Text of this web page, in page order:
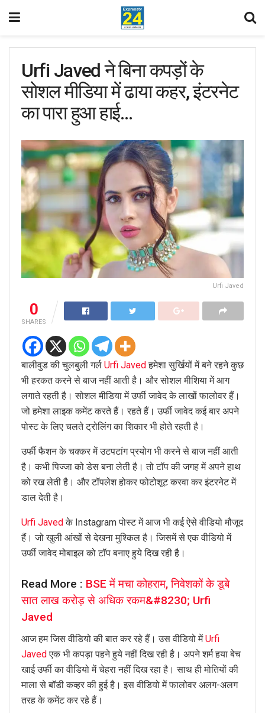
Urfi Javed ने बिना कपड़ों के
सोशल मीडिया में ढाया कहर, इंटरनेट
का पारा हुआ हाई…
Urfi Javed
0
SHARES
बालीवुड की चुलबुली गर्ल Urfi Javedहमेशा सुर्खियों में बने रहने कुछ
भी हरकत करने से बाज नहीं आती है। और सोशल मीशिया में आग
लगाते रहती है। सोशल मीडिया में उर्फी जावेद के लाखों फालोवर हैं।
जो हमेशा लाइक कमेंट करते हैं। रहते हैं। उर्फी जावेद कई बार अपने
पोस्ट के लिए चलते ट्रोलिंग का शिकार भी होते रहती है।
उर्फी फैशन के चक्कर में उटपटांग प्रयोग भी करने से बाज नहीं आती
है। कभी पिज्जा को डेस बना लेती है। तो टॉप की जगह में अपने हाथ
को रख लेती है। और टॉपलेश होकर फोटोशूट करवा कर इंटरनेट में
डाल देती है।
Urfi Javedके Instagram पोस्ट में आज भी कई ऐसे वीडियो मौजूद
हैं। जो खुली आंखों से देखना मुश्किल है। जिसमें से एक वीडियो में
उर्फी जावेद मोबाइल को टॉप बनाए हुये दिख रही है।
Read More : BSE में मचा कोहराम, निवेशकों के डूबे
सात लाख करोड़ से अधिक रकम&#8230; Urfi
Javed
आज हम जिस वीडियो की बात कर रहे हैं। उस वीडियो मेंUrfi
Javedएक भी कपड़ा पहने हुये नहीं दिख रही है। अपने शर्म हया बेच
खाई उर्फी का वीडियो में चेहरा नहीं दिख रहा है। साथ ही मोतियों की
माला से बॉडी कव्हर की हुई है। इस वीडियो में फालोवर अलग-अलग
तरह के कमेंट कर रहे हैं।